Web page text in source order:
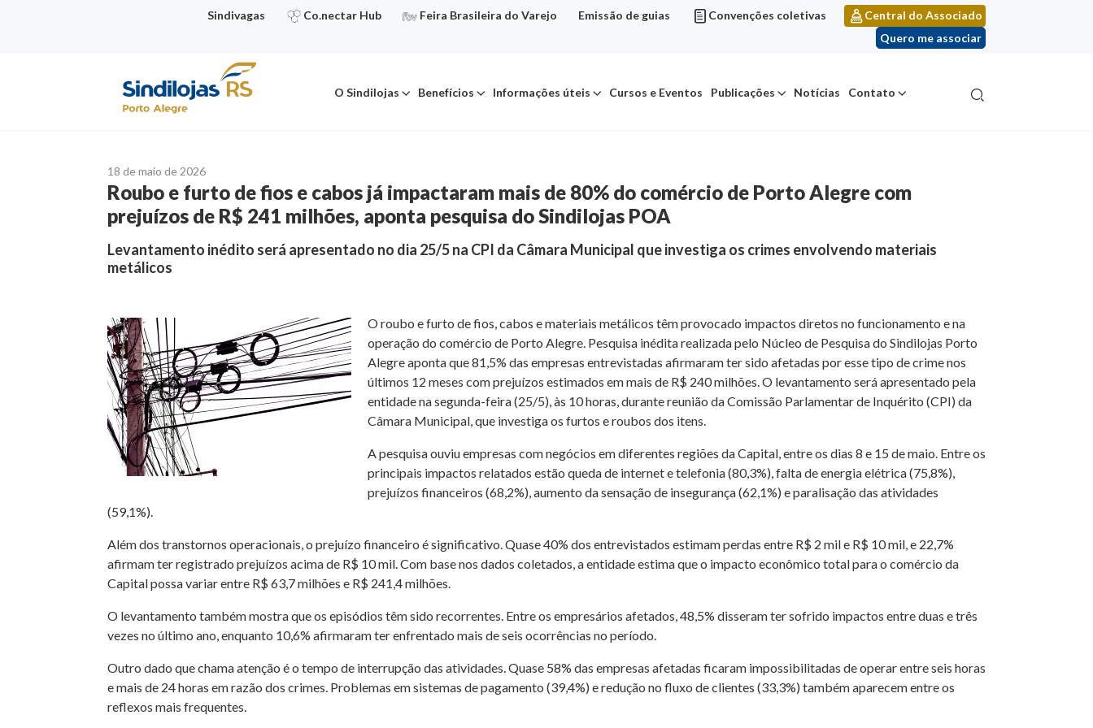
Sindivagas Co.nectar Hub Feira Brasileira do Varejo Emissão de guias Convenções coletivas
Central do Associado
Quero me associar
O Sindilojas Benefícios Informações úteis Cursos e Eventos Publicações Notícias Contato
18 de maio de 2026
Roubo e furto de fios e cabos já impactaram mais de 80% do comércio de Porto Alegre com
prejuízos de R$ 241 milhões, aponta pesquisa do Sindilojas POA
Levantamento inédito será apresentado no dia 25/5 na CPI da Câmara Municipal que investiga os crimes envolvendo materiais
metálicos
O roubo e furto de fios, cabos e materiais metálicos têm provocado impactos diretos no funcionamento e na
operação do comércio de Porto Alegre. Pesquisa inédita realizada pelo Núcleo de Pesquisa do Sindilojas Porto
Alegre aponta que 81,5% das empresas entrevistadas afirmaram ter sido afetadas por esse tipo de crime nos
últimos 12 meses com prejuízos estimados em mais de R$ 240 milhões. O levantamento será apresentado pela
entidade na segunda-feira (25/5), às 10 horas, durante reunião da Comissão Parlamentar de Inquérito (CPI) da
Câmara Municipal, que investiga os furtos e roubos dos itens.
A pesquisa ouviu empresas com negócios em diferentes regiões da Capital, entre os dias 8 e 15 de maio. Entre os
principais impactos relatados estão queda de internet e telefonia (80,3%), falta de energia elétrica (75,8%),
prejuízos financeiros (68,2%), aumento da sensação de insegurança (62,1%) e paralisação das atividades
(59,1%).
Além dos transtornos operacionais, o prejuízo financeiro é significativo. Quase 40% dos entrevistados estimam perdas entre R$ 2 mil e R$ 10 mil, e 22,7%
afirmam ter registrado prejuízos acima de R$ 10 mil. Com base nos dados coletados, a entidade estima que o impacto econômico total para o comércio da
Capital possa variar entre R$ 63,7 milhões e R$ 241,4 milhões.
O levantamento também mostra que os episódios têm sido recorrentes. Entre os empresários afetados, 48,5% disseram ter sofrido impactos entre duas e três
vezes no último ano, enquanto 10,6% afirmaram ter enfrentado mais de seis ocorrências no período.
Outro dado que chama atenção é o tempo de interrupção das atividades. Quase 58% das empresas afetadas ficaram impossibilitadas de operar entre seis horas
e mais de 24 horas em razão dos crimes. Problemas em sistemas de pagamento (39,4%) e redução no fluxo de clientes (33,3%) também aparecem entre os
reflexos mais frequentes.